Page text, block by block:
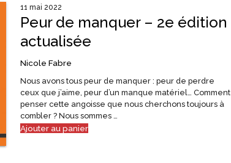
11 mai 2022
Peur de manquer – 2e édition
actualisée
Nicole Fabre
Nous avons tous peur de manquer : peur de perdre
ceux que j’aime, peur d’un manque matériel… Comment
penser cette angoisse que nous cherchons toujours à
combler ? Nous sommes …
Ajouter au panier